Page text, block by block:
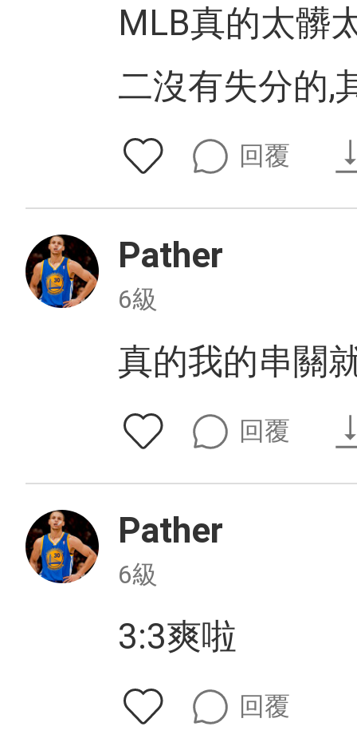
MLB真的太髒
二沒有失分的,
回覆
Pather
6級
真的我的串關
回覆
Pather
6級
3:3爽啦
回覆